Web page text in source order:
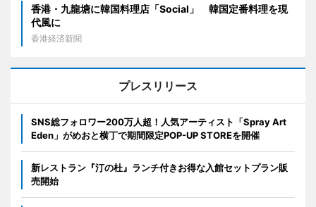
香港・九龍塘に韓国料理店「Social」 韓国定番料理を現
代風に
香港経済新聞
プレスリリース
SNS総フォロワー200万人超！人気アーティスト「Spray Art
Eden」がめおと横丁で期間限定POP-UP STOREを開催
新レストラン『汀の杜』ランチ付きお得な入館セットプラン販
売開始